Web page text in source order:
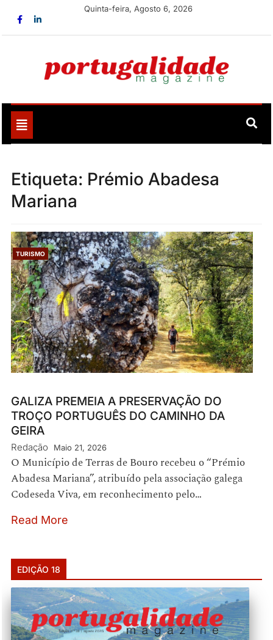
Quinta-feira, Agosto 6, 2026
Portugalidade
Toggle
navigation
Etiqueta: Prémio Abadesa
Mariana
TURISMO
GALIZA PREMEIA A PRESERVAÇÃO DO
TROÇO PORTUGUÊS DO CAMINHO DA
GEIRA
Redação Maio 21, 2026
O Município de Terras de Bouro recebeu o “Prémio
Abadesa Mariana”, atribuído pela associação galega
Codeseda Viva, em reconhecimento pelo…
Read More
EDIÇÃO 18